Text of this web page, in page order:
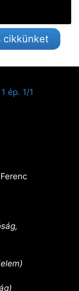
cikkünket
ép. 1/1